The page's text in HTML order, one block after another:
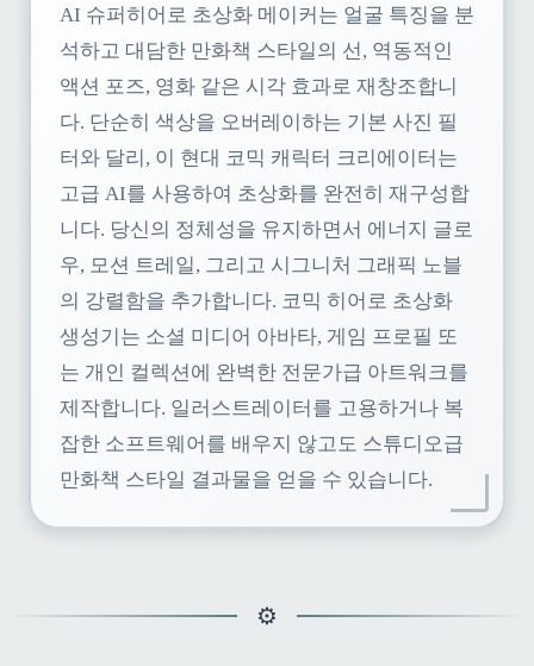
AI 슈퍼히어로 초상화 메이커는 얼굴 특징을 분
석하고 대담한 만화책 스타일의 선, 역동적인
액션 포즈, 영화 같은 시각 효과로 재창조합니
다. 단순히 색상을 오버레이하는 기본 사진 필
터와 달리, 이 현대 코믹 캐릭터 크리에이터는
고급 AI를 사용하여 초상화를 완전히 재구성합
니다. 당신의 정체성을 유지하면서 에너지 글로
우, 모션 트레일, 그리고 시그니처 그래픽 노블
의 강렬함을 추가합니다. 코믹 히어로 초상화
생성기는 소셜 미디어 아바타, 게임 프로필 또
는 개인 컬렉션에 완벽한 전문가급 아트워크를
제작합니다. 일러스트레이터를 고용하거나 복
잡한 소프트웨어를 배우지 않고도 스튜디오급
만화책 스타일 결과물을 얻을 수 있습니다.